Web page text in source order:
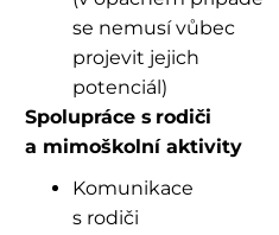
se nemusí vůbec
projevit jejich
potenciál)
Spolupráce s rodiči
a mimoškolní aktivity
Komunikace
s rodiči